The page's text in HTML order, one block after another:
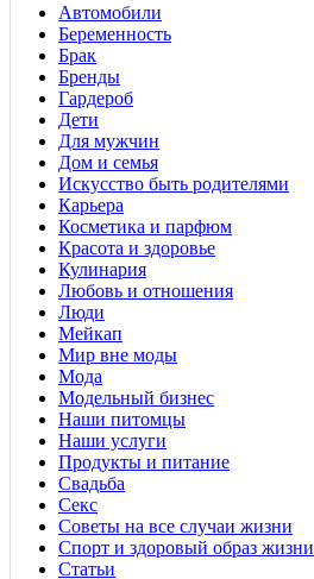
Автомобили
Беременность
Брак
Бренды
Гардероб
Дети
Для мужчин
Дом и семья
Искусство быть родителями
Карьера
Косметика и парфюм
Красота и здоровье
Кулинария
Любовь и отношения
Люди
Мейкап
Мир вне моды
Мода
Модельный бизнес
Наши питомцы
Наши услуги
Продукты и питание
Свадьба
Секс
Советы на все случаи жизни
Спорт и здоровый образ жизни
Статьи